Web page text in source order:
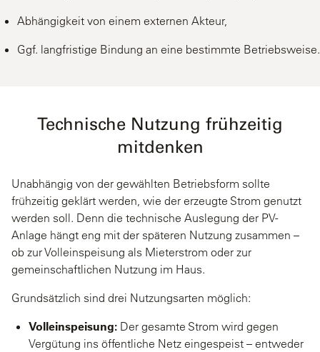
Abhängigkeit von einem externen Akteur,
Ggf. langfristige Bindung an eine bestimmte Betriebsweise.
Technische Nutzung frühzeitig
mitdenken
Unabhängig von der gewählten Betriebsform sollte
frühzeitig geklärt werden, wie der erzeugte Strom genutzt
werden soll. Denn die technische Auslegung der PV-
Anlage hängt eng mit der späteren Nutzung zusammen –
ob zur Volleinspeisung als Mieterstrom oder zur
gemeinschaftlichen Nutzung im Haus.
Grundsätzlich sind drei Nutzungsarten möglich:
Volleinspeisung: Der gesamte Strom wird gegen
Vergütung ins öffentliche Netz eingespeist – entweder